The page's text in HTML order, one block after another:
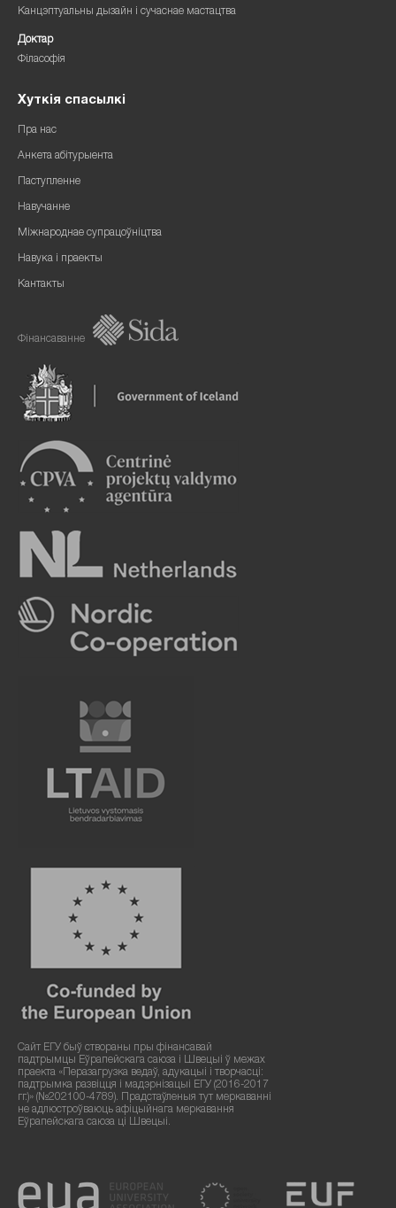
Канцэптуальны дызайн і сучаснае мастацтва
Доктар
Філасофія
Хуткія спасылкі
Пра нас
Анкета абітурыента
Паступленне
Навучанне
Міжнароднае супрацоўніцтва
Навука і праекты
Кантакты
Фінансаванне
Сайт ЕГУ быў створаны пры фінансавай
падтрымцы Еўрапейскага саюза і Швецыі ў межах
праекта «Перазагрузка ведаў, адукацыі і творчасці:
падтрымка развіцця і мадэрнізацыі ЕГУ (2016-2017
гг.)» (№202100-4789). Прадстаўленыя тут меркаванні
не адлюстроўваюць афіцыйнага меркавання
Еўрапейскага саюза ці Швецыі.